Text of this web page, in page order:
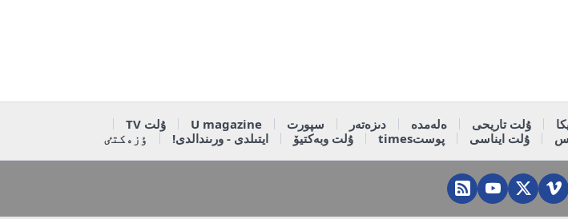
ۇلت تاريحى ەلەمدە دىزەتەر سپورت U magazine
ۇلت TV
ۇلت ايناسى پوستtimes ۇلت وبەكتيۆ ايتىلدى - ورىندالدى! ٶزەكتٸ